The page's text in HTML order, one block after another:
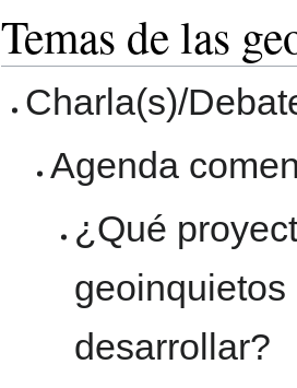
Temas de las
Charla(s)/
Agenda
¿Qué
desarrollar?